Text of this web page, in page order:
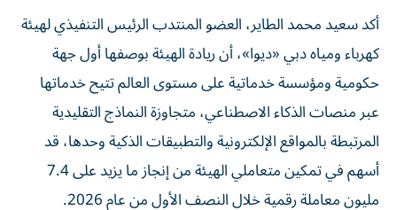
أكد سعيد محمد الطاير، العضو المنتدب الرئيس التنفيذي لهيئة
كهرباء ومياه دبي «ديوا»، أن ريادة الهيئة بوصفها أول جهة
حكومية ومؤسسة خدماتية على مستوى العالم تتيح خدماتها
عبر منصات الذكاء الاصطناعي، متجاوزة النماذج التقليدية
المرتبطة بالمواقع الإلكترونية والتطبيقات الذكية وحدها، قد
أسهم في تمكين متعاملي الهيئة من إنجاز ما يزيد على 7.4
مليون معاملة رقمية خلال النصف الأول من عام 2026.